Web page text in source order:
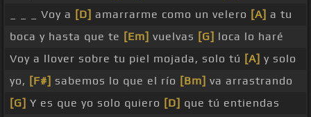
_ _ _ Voy a [D] amarrarme como un velero [A] a tu
boca y hasta que te [Em] vuelvas [G] loca lo haré
Voy a llover sobre tu piel mojada, solo tú [A] y solo
yo, [F#] sabemos lo que el río [Bm] va arrastrando
[G] Y es que yo solo quiero [D] que tú entiendas